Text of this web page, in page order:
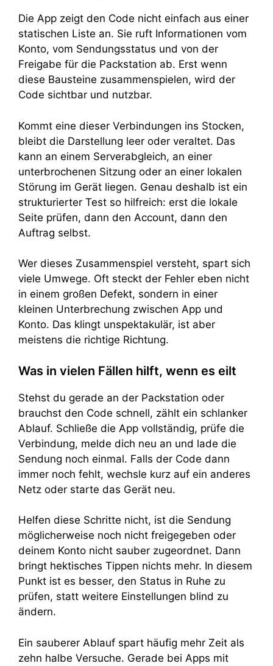
Die App zeigt den Code nicht einfach aus einer
statischen Liste an. Sie ruft Informationen vom
Konto, vom Sendungsstatus und von der
Freigabe für die Packstation ab. Erst wenn
diese Bausteine zusammenspielen, wird der
Code sichtbar und nutzbar.
Kommt eine dieser Verbindungen ins Stocken,
bleibt die Darstellung leer oder veraltet. Das
kann an einem Serverabgleich, an einer
unterbrochenen Sitzung oder an einer lokalen
Störung im Gerät liegen. Genau deshalb ist ein
strukturierter Test so hilfreich: erst die lokale
Seite prüfen, dann den Account, dann den
Auftrag selbst.
Wer dieses Zusammenspiel versteht, spart sich
viele Umwege. Oft steckt der Fehler eben nicht
in einem großen Defekt, sondern in einer
kleinen Unterbrechung zwischen App und
Konto. Das klingt unspektakulär, ist aber
meistens die richtige Richtung.
Was in vielen Fällen hilft, wenn es eilt
Stehst du gerade an der Packstation oder
brauchst den Code schnell, zählt ein schlanker
Ablauf. Schließe die App vollständig, prüfe die
Verbindung, melde dich neu an und lade die
Sendung noch einmal. Falls der Code dann
immer noch fehlt, wechsle kurz auf ein anderes
Netz oder starte das Gerät neu.
Helfen diese Schritte nicht, ist die Sendung
möglicherweise noch nicht freigegeben oder
deinem Konto nicht sauber zugeordnet. Dann
bringt hektisches Tippen nichts mehr. In diesem
Punkt ist es besser, den Status in Ruhe zu
prüfen, statt weitere Einstellungen blind zu
ändern.
Ein sauberer Ablauf spart häufig mehr Zeit als
zehn halbe Versuche. Gerade bei Apps mit